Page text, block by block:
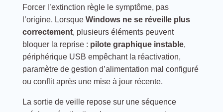
Forcer l’extinction règle le symptôme, pas
l’origine. Lorsque Windows ne se réveille plus
correctement, plusieurs éléments peuvent
bloquer la reprise : pilote graphique instable,
périphérique USB empêchant la réactivation,
paramètre de gestion d’alimentation mal configuré
ou conflit après une mise à jour récente.
La sortie de veille repose sur une séquence